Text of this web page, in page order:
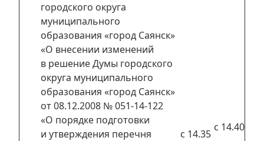
городского округа
муниципального
образования «город Саянск»
«О внесении изменений
в решение Думы городского
округа муниципального
образования «город Саянск»
от 08.12.2008 № 051-14-122
«О порядке подготовки
и утверждения перечня
с 14.35
с 14.40